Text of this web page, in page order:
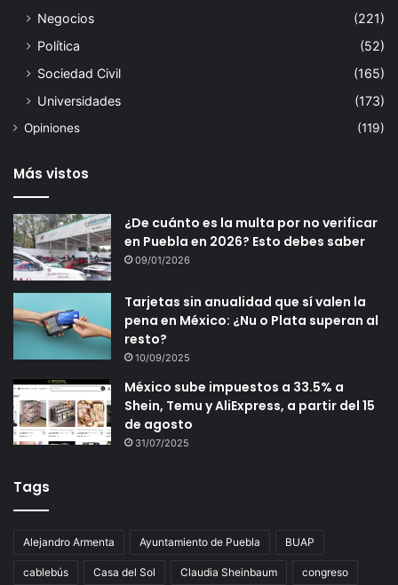
Negocios
(221)
Política
(52)
Sociedad Civil
(165)
Universidades
(173)
Opiniones (119)
Más vistos
¿De cuánto es la multa por no verificar
en Puebla en 2026? Esto debes saber
09/01/2026
Tarjetas sin anualidad que sí valen la
pena en México: ¿Nu o Plata superan al
resto?
10/09/2025
México sube impuestos a 33.5% a
Shein, Temu y AliExpress, a partir del 15
de agosto
31/07/2025
Tags
Alejandro Armenta Ayuntamiento de Puebla BUAP
cablebús Casa del Sol Claudia Sheinbaum congreso